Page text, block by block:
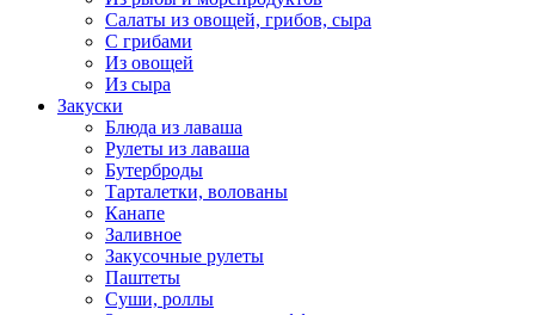
Салаты из овощей, грибов, сыра
С грибами
Из овощей
Из сыра
Закуски
Блюда из лаваша
Рулеты из лаваша
Бутерброды
Тарталетки, волованы
Канапе
Заливное
Закусочные рулеты
Паштеты
Суши, роллы